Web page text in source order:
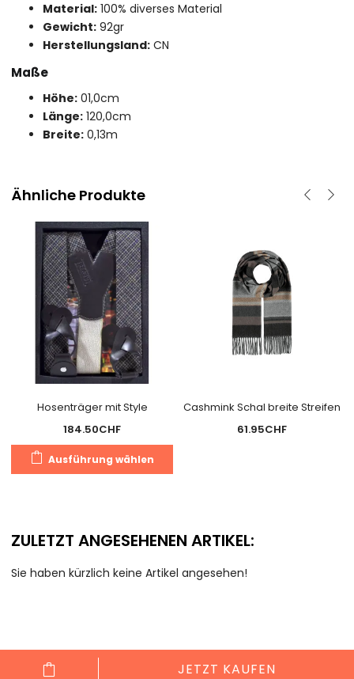
JETZT KAUFEN
Material: 100% diverses Material
Gewicht: 92gr
Herstellungsland: CN
Maße
Höhe: 01,0cm
Länge: 120,0cm
Breite: 0,13m
Ähnliche Produkte
Hosenträger mit Style
184.50CHF
Ausführung wählen
Produkt
auf.
Optionen
Produktseite
gewählt
Cashmink Schal breite Streifen
61.95CHF
ZULETZT ANGESEHENEN ARTIKEL:
Sie haben kürzlich keine Artikel angesehen!